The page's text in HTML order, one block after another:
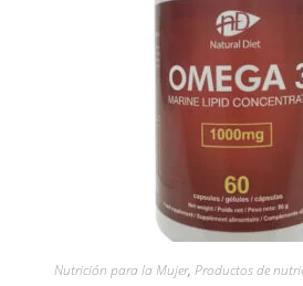
Nutrición para la Mujer, Productos de